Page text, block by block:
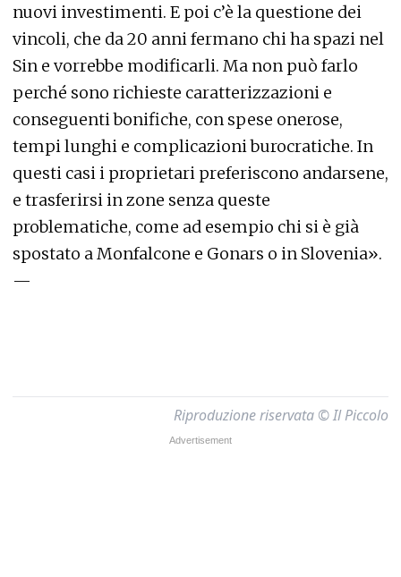
nuovi investimenti. E poi c’è la questione dei
vincoli, che da 20 anni fermano chi ha spazi nel
Sin e vorrebbe modificarli. Ma non può farlo
perché sono richieste caratterizzazioni e
conseguenti bonifiche, con spese onerose,
tempi lunghi e complicazioni burocratiche. In
questi casi i proprietari preferiscono andarsene,
e trasferirsi in zone senza queste
problematiche, come ad esempio chi si è già
spostato a Monfalcone e Gonars o in Slovenia».
—
Riproduzione riservata © Il Piccolo